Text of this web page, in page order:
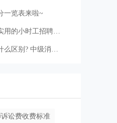
一览表来啦~
小时工都是在哪里找的啊，推荐几个实用的小时工招聘平台APP
2019年城市消防与森林消防的待遇有什么区别? 中级消防员证工资待遇好吗?
讼费收费标准